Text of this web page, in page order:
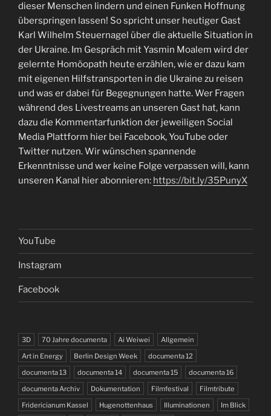
dieser Menschen lindern und einen Funken Hoffnung
überspringen lassen! So spricht unser heutiger Gast
Karl Wilhelm Steuernagel über die aktuelle Situation in
der Ukraine. Im Gespräch mit Yasmin Moalem wird der
gelernte Homöopath heute erzählen, wie er dazu kam
mit eigenen Hilfstransporten in die Ukraine zu reisen
und was er dabei für Begegnungen hatte. Wer Fragen
während des Livestreams an unseren Gast hat, kann
dazu die Kommentarfunktion der jeweiligen Social
Media Plattform hier bei Facebook, YouTube oder
Twitter nutzen. Wir wünschen spannende
Erkenntnisse und wer keine Folge verpassen will, kann
unseren Kanal hier abonnieren: https://bit.ly/35PunyX
YouTube
Instagram
Facebook
3D 70 Jahre documenta Ai Weiwei
Allgemein
Art in Energy
Berlin Design Week
documenta 12
documenta 13
documenta 14 documenta 15
documenta 16
documenta Archiv
Dokumentation Filmfestival
Filmtribute
Fridericianum Kassel
Hugenottenhaus Illuminationen
Im Blick